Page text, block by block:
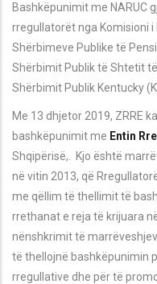
Bashkëpunimit me NARUC
rregullatorët nga Komisioni i
Shërbimeve Publike të
Shërbimit Publik të Shtetit
Shërbimit Publik Kentucky
Me 13 dhjetor 2019, ZRRE
bashkëpunimit me Entin
Shqipërisë,. Kjo është
në vitin 2013, që
me qëllim të thellimit të
rrethanat e reja të krijuara
nënshkrimit të
të thellojnë bashkëpunimin
rregullative dhe për të